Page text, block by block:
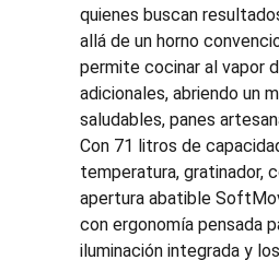
quienes buscan
allá de un horno
permite cocinar al vapor
adicionales, abriendo un
saludables, panes
Con 71 litros de
temperatura, gratinador,
apertura abatible
con ergonomía pensada
iluminación integrada y